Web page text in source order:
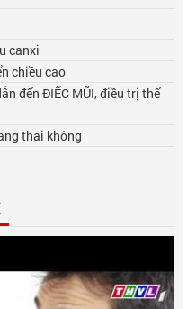
canxi
chiều cao
đến ĐIẾC MŨI, điều trị thế
thai không